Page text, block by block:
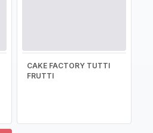
CAKE FACTORY TUTTI
FRUTTI